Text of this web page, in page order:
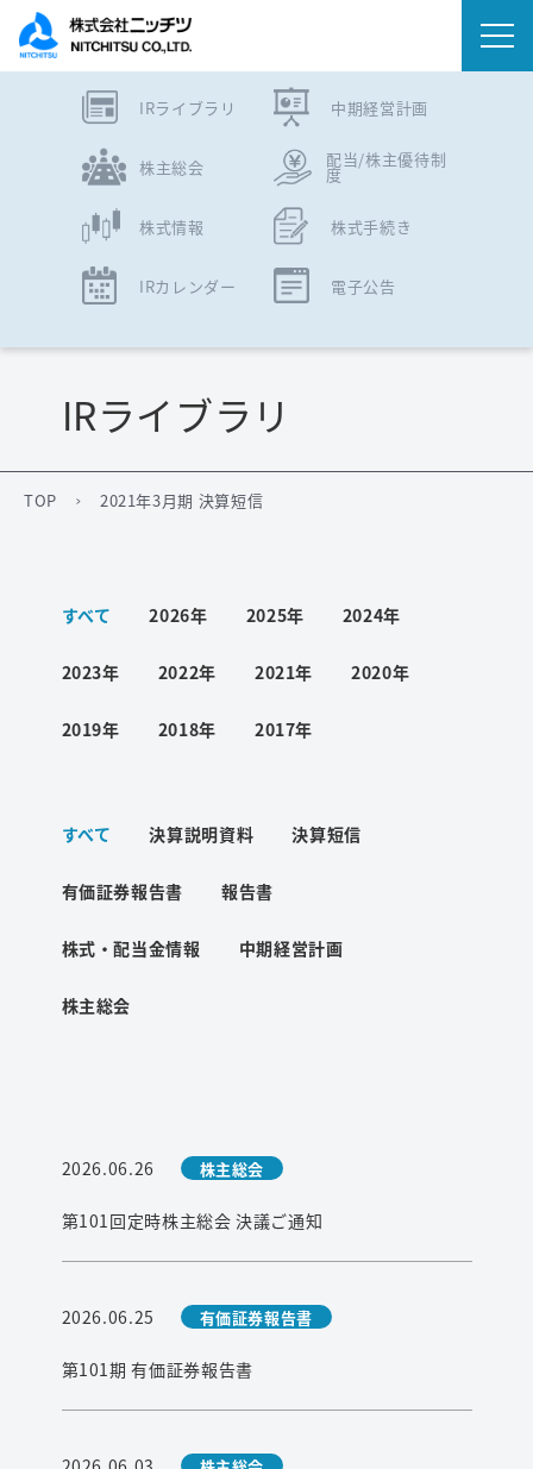
サステナビリティ
ワード検索
お問い合わせ
ご利用条件
IRライブラリ 中期経営計画
株主総会 配当/株主優待制
度
株式情報 株式手続き
IRカレンダー 電子公告
TOP 2021年3月期 決算短信
IRライブラリ
すべて 2026年 2025年 2024年
2023年 2022年 2021年 2020年
2019年 2018年 2017年
すべて 決算説明資料 決算短信
有価証券報告書 報告書
株式・配当金情報 中期経営計画
株主総会
2026.06.26 株主総会
第101回定時株主総会 決議ご通知
2026.06.25 有価証券報告書
第101期 有価証券報告書